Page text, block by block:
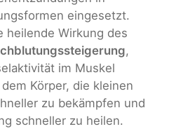
eingesetzt.
heilende Wirkung des
,
im Muskel
Körper, die kleinen
zu bekämpfen und
schneller zu heilen.